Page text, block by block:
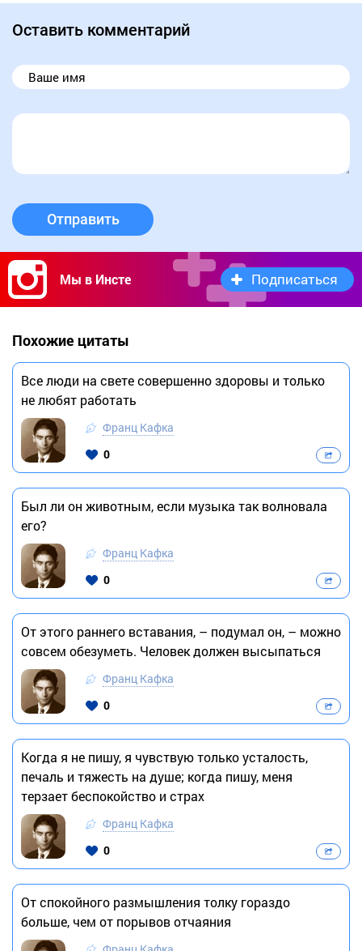
Оставить комментарий
Отправить
Мы в Инсте Подписаться
Похожие цитаты
Все люди на свете совершенно здоровы и только
не любят работать
Франц Кафка
0
Был ли он животным, если музыка так волновала
его?
Франц Кафка
0
От этого раннего вставания, – подумал он, – можно
совсем обезуметь. Человек должен высыпаться
Франц Кафка
0
Когда я не пишу, я чувствую только усталость,
печаль и тяжесть на душе; когда пишу, меня
терзает беспокойство и страх
Франц Кафка
0
От спокойного размышления толку гораздо
больше, чем от порывов отчаяния